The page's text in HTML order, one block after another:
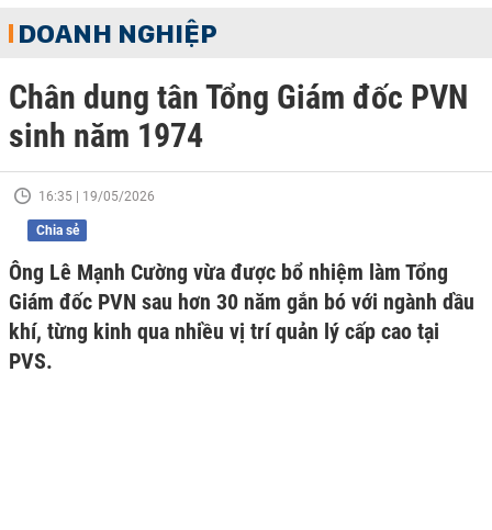
DOANH NGHIỆP
Chân dung tân Tổng Giám đốc PVN
sinh năm 1974
16:35 | 19/05/2026
Chia sẻ
Ông Lê Mạnh Cường vừa được bổ nhiệm làm Tổng
Giám đốc PVN sau hơn 30 năm gắn bó với ngành dầu
khí, từng kinh qua nhiều vị trí quản lý cấp cao tại
PVS.